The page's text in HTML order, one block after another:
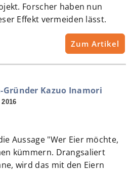
Forscher haben nun
Effekt vermeiden lässt.
Zum Artikel
Kazuo Inamori
Aussage "Wer Eier möchte,
kümmern. Drangsaliert
wird das mit den Eiern